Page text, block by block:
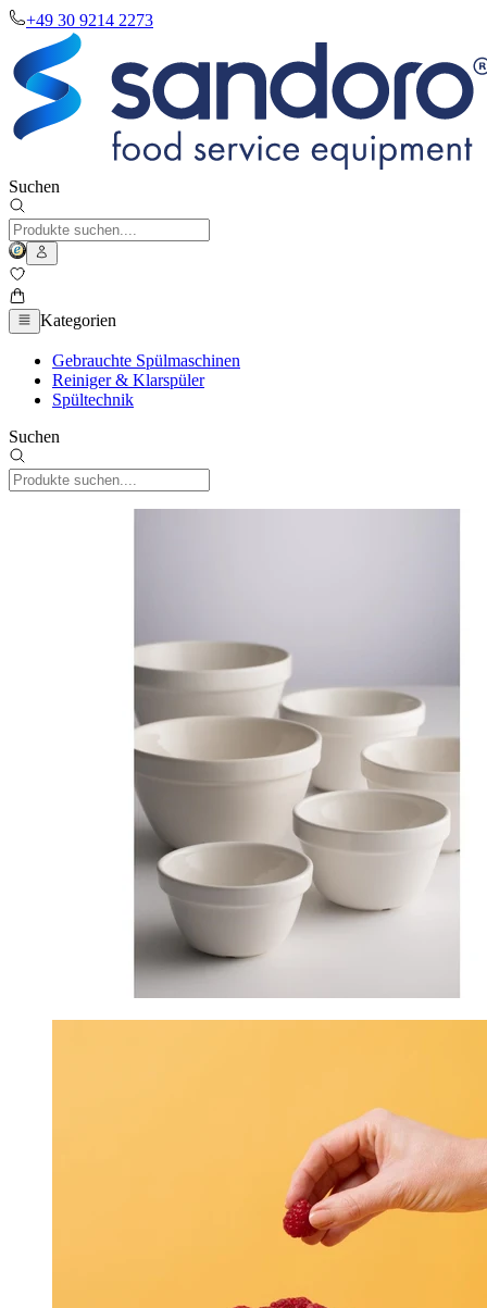
+49 30 9214 2273
Suchen
Kategorien
Gebrauchte Spülmaschinen
Reiniger & Klarspüler
Spültechnik
Suchen